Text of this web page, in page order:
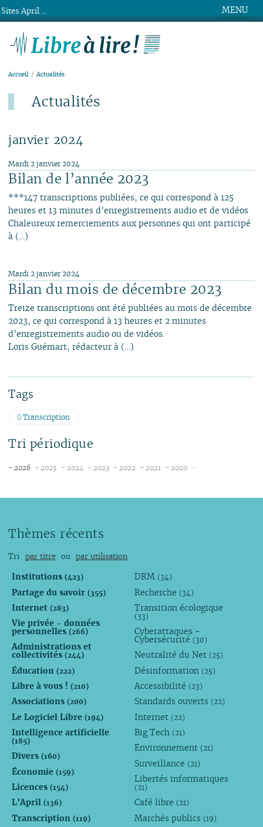
MENU
Accueil Actualités
Actualités
janvier 2024
Bilan de l’année 2023
Mardi 2 janvier 2024
***147 transcriptions publiées, ce qui correspond à 125
heures et 13 minutes d’enregistrements audio et de vidéos
Chaleureux remerciements aux personnes qui ont participé
à (…)
Bilan du mois de décembre 2023
Mardi 2 janvier 2024
Treize transcriptions ont été publiées au mois de décembre
2023, ce qui correspond à 13 heures et 2 minutes
d’enregistrements audio ou de vidéos.
Loris Guémart, rédacteur à (…)
Tags
Transcription
Tri périodique
- 2026
avril
février
janvier
- 2025
août
juin
mai
avril
mars
février
janvier
- 2024
août
juin
avril
février
janvier
- 2023
juin
mars
février
janvier
- 2022
mai
avril
mars
février
janvier
- 2021
mars
février
janvier
- 2020 -
Thèmes récents
Tri par titre ou par utilisation
Institutions (423)
Partage du savoir (355)
Internet (283)
Vie privée - données
personnelles (266)
Administrations et
collectivités (244)
Éducation (222)
Libre à vous ! (210)
Associations (200)
Le Logiciel Libre (194)
Intelligence artificielle
(185)
Divers (160)
Économie (159)
Licences (154)
L’April (136)
Transcription (119)
DRM (34)
Recherche (34)
Transition écologique
(33)
Cyberattaques -
Cybersécurité (30)
Neutralité du Net (25)
Désinformation (25)
Accessibilité (23)
Standards ouverts (22)
Internet (22)
Big Tech (21)
Environnement (21)
Surveillance (21)
Libertés informatiques
(21)
Café libre (21)
Marchés publics (19)
Sites April ...